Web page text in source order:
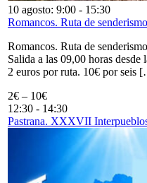
10 agosto: 9:00 - 15:30
Romancos. Ruta de
Romancos. Ruta de
Salida a las 09,00 horas desde
2 euros por ruta. 10€ por seis
2€ – 10€
12:30 - 14:30
Pastrana. XXXVII